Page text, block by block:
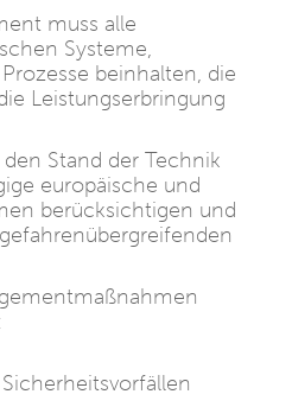
muss alle
Systeme,
beinhalten, die
Leistungserbringung
Stand der Technik
europäische und
berücksichtigen und